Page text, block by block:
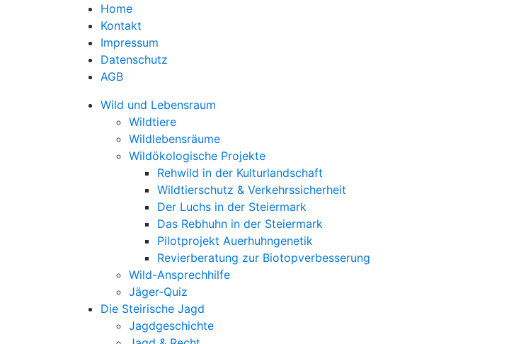
Home
Kontakt
Impressum
Datenschutz
AGB
Wild und Lebensraum
Wildtiere
Wildlebensräume
Wildökologische Projekte
Rehwild in der Kulturlandschaft
Wildtierschutz & Verkehrssicherheit
Der Luchs in der Steiermark
Das Rebhuhn in der Steiermark
Pilotprojekt Auerhuhngenetik
Revierberatung zur Biotopverbesserung
Wild-Ansprechhilfe
Jäger-Quiz
Die Steirische Jagd
Jagdgeschichte